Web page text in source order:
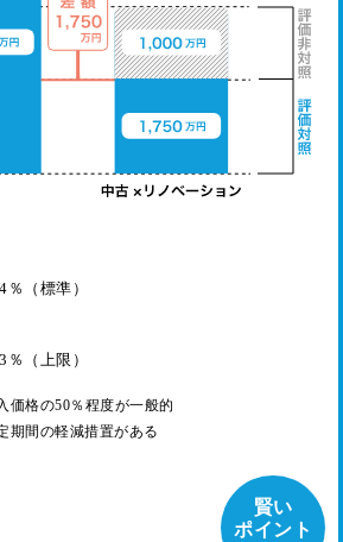
（標準）
（上限）
格の50％程度が一般的
間の軽減措置がある
賢い
ポイント